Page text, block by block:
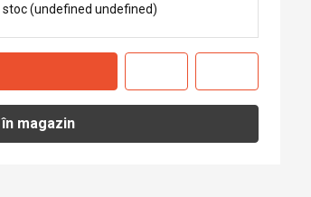
stoc (undefined undefined)
magazin